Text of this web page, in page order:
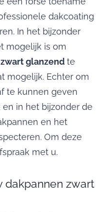
dakcoating
In het bijzonder
mogelijk is om
glanzend te
mogelijk. Echter om
te kunnen geven
in het bijzonder de
en het
Om deze
met u.
dakpannen zwart